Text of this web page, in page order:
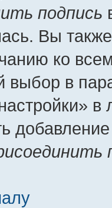
подпись
Вы
ко
выбор в